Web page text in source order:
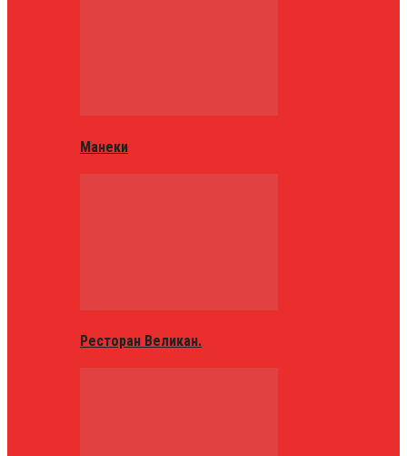
Манеки
Ресторан Великан.